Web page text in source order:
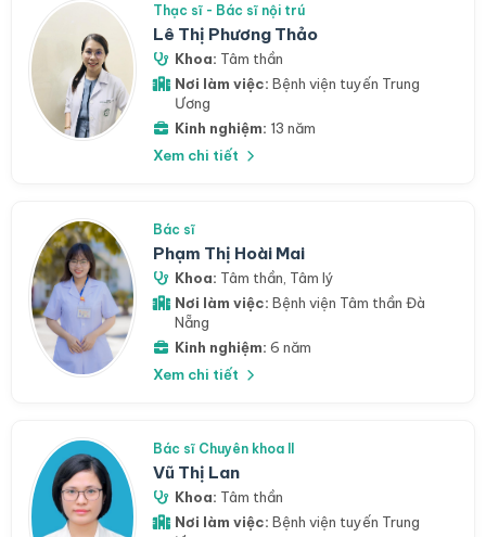
Thạc sĩ - Bác sĩ nội trú
Lê Thị Phương Thảo
Khoa: Tâm thần
Nơi làm việc: Bệnh viện tuyến Trung
Ương
Kinh nghiệm: 13 năm
Xem chi tiết
Bác sĩ
Phạm Thị Hoài Mai
Khoa: Tâm thần Tâm lý
Nơi làm việc: Bệnh viện Tâm thần Đà
Nẵng
Kinh nghiệm: 6 năm
Xem chi tiết
Bác sĩ Chuyên khoa II
Vũ Thị Lan
Khoa: Tâm thần
Nơi làm việc: Bệnh viện tuyến Trung